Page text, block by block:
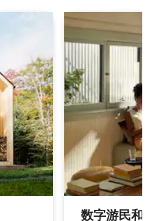
数字游民和